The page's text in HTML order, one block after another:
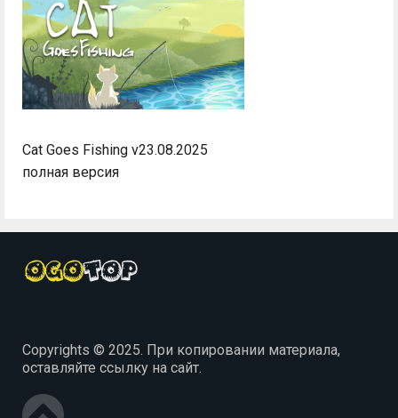
Cat Goes Fishing v23.08.2025
полная версия
Copyrights © 2025. При копировании материала,
оставляйте ссылку на сайт.